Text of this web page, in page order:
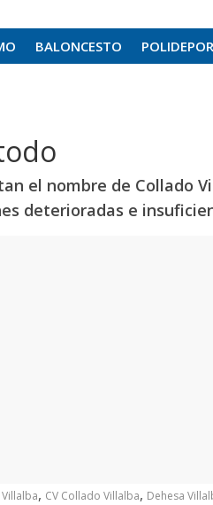
BALONCESTO
el nombre de Collado
deterioradas e
Villalba, CV Collado Villalba, Dehesa